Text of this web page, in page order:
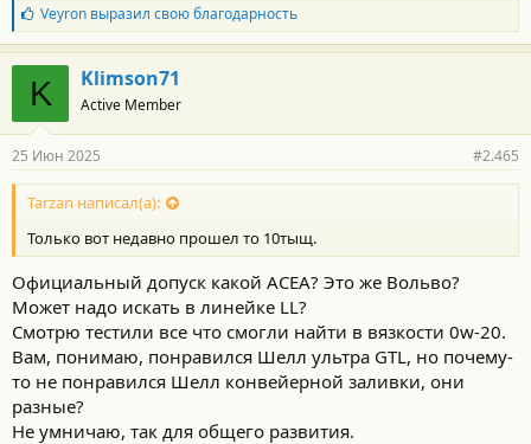
Б
л
а
г
о
д
а
н
о
с
и
:
Veyronвыразил свою благодарность
K Klimson71
Active Member
25 Июн 2025 #2.465
Tarzan написал(а):
Только вот недавно прошел то 10тыщ.
Официальный допуск какой АСЕА? Это же Вольво?
Может надо искать в линейке LL?
Смотрю тестили все что смогли найти в вязкости 0w-20.
Вам, понимаю, понравился Шелл ультра GTL, но почему-
то не понравился Шелл конвейерной заливки, они
разные?
Не умничаю, так для общего развития.